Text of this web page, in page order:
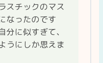
スチックのマス
なったのです
分に似すぎて、
うにしか思えま